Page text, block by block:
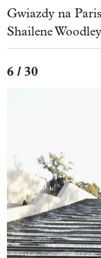
Gwiazdy na
Shailene
6 / 30